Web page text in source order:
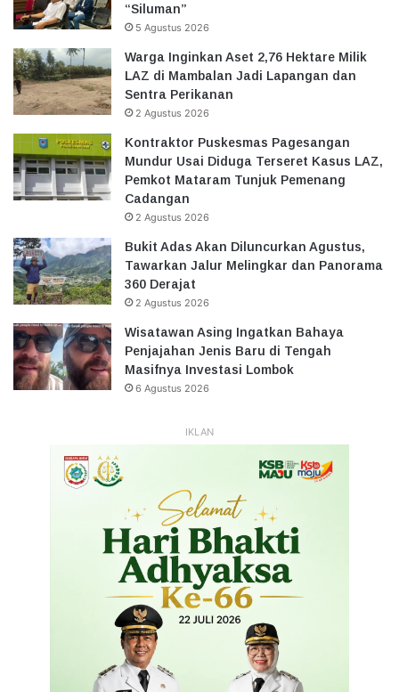
“Siluman”
5 Agustus 2026
Warga Inginkan Aset 2,76 Hektare Milik
LAZ di Mambalan Jadi Lapangan dan
Sentra Perikanan
2 Agustus 2026
Kontraktor Puskesmas Pagesangan
Mundur Usai Diduga Terseret Kasus LAZ,
Pemkot Mataram Tunjuk Pemenang
Cadangan
2 Agustus 2026
Bukit Adas Akan Diluncurkan Agustus,
Tawarkan Jalur Melingkar dan Panorama
360 Derajat
2 Agustus 2026
Wisatawan Asing Ingatkan Bahaya
Penjajahan Jenis Baru di Tengah
Masifnya Investasi Lombok
6 Agustus 2026
IKLAN